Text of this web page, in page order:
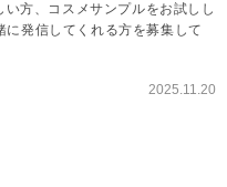
方、コスメサンプルをお試しし
発信してくれる方を募集して
2025.11.20